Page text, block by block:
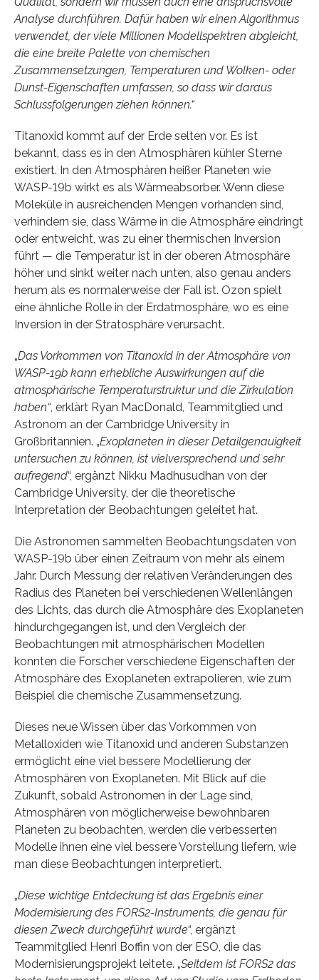
Analyse durchführen. Dafür haben wir einen Algorithmus
verwendet, der viele Millionen Modellspektren abgleicht,
die eine breite Palette von chemischen
Zusammensetzungen, Temperaturen und Wolken- oder
Dunst-Eigenschaften umfassen, so dass wir daraus
Schlussfolgerungen ziehen können.“
Titanoxid kommt auf der Erde selten vor. Es ist
bekannt, dass es in den Atmosphären kühler Sterne
existiert. In den Atmosphären heißer Planeten wie
WASP-19b wirkt es als Wärmeabsorber. Wenn diese
Moleküle in ausreichenden Mengen vorhanden sind,
verhindern sie, dass Wärme in die Atmosphäre eindringt
oder entweicht, was zu einer thermischen Inversion
führt — die Temperatur ist in der oberen Atmosphäre
höher und sinkt weiter nach unten, also genau anders
herum als es normalerweise der Fall ist. Ozon spielt
eine ähnliche Rolle in der Erdatmosphäre, wo es eine
Inversion in der Stratosphäre verursacht.
„Das Vorkommen von Titanoxid in der Atmosphäre von
WASP-19b kann erhebliche Auswirkungen auf die
atmosphärische Temperaturstruktur und die Zirkulation
haben“, erklärt Ryan MacDonald, Teammitglied und
Astronom an der Cambridge University in
Großbritannien. „Exoplaneten in dieser Detailgenauigkeit
untersuchen zu können, ist vielversprechend und sehr
aufregend“, ergänzt Nikku Madhusudhan von der
Cambridge University, der die theoretische
Interpretation der Beobachtungen geleitet hat.
Die Astronomen sammelten Beobachtungsdaten von
WASP-19b über einen Zeitraum von mehr als einem
Jahr. Durch Messung der relativen Veränderungen des
Radius des Planeten bei verschiedenen Wellenlängen
des Lichts, das durch die Atmosphäre des Exoplaneten
hindurchgegangen ist, und den Vergleich der
Beobachtungen mit atmosphärischen Modellen
konnten die Forscher verschiedene Eigenschaften der
Atmosphäre des Exoplaneten extrapolieren, wie zum
Beispiel die chemische Zusammensetzung.
Dieses neue Wissen über das Vorkommen von
Metalloxiden wie Titanoxid und anderen Substanzen
ermöglicht eine viel bessere Modellierung der
Atmosphären von Exoplaneten. Mit Blick auf die
Zukunft, sobald Astronomen in der Lage sind,
Atmosphären von möglicherweise bewohnbaren
Planeten zu beobachten, werden die verbesserten
Modelle ihnen eine viel bessere Vorstellung liefern, wie
man diese Beobachtungen interpretiert.
„Diese wichtige Entdeckung ist das Ergebnis einer
Modernisierung des FORS2-Instruments, die genau für
diesen Zweck durchgeführt wurde“, ergänzt
Teammitglied Henri Boffin von der ESO, die das
Modernisierungsprojekt leitete. „Seitdem ist FORS2 das